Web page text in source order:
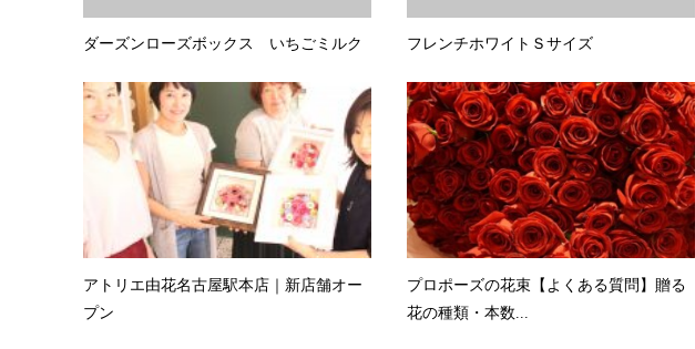
ダーズンローズボックス いちごミルク フレンチホワイトＳサイズ
アトリエ由花名古屋駅本店｜新店舗オー
プン
プロポーズの花束【よくある質問】贈る
花の種類・本数...